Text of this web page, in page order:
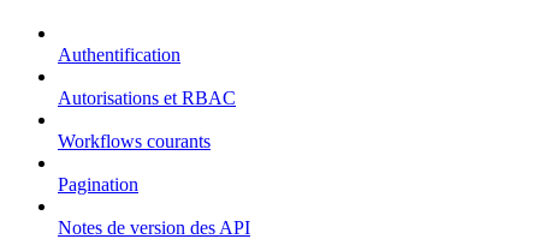
Authentification
Autorisations et RBAC
Workflows courants
Pagination
Notes de version des API